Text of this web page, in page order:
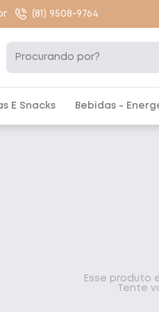
(81) 9508-9764
E Snacks Bebidas -
Esse produto
Tente